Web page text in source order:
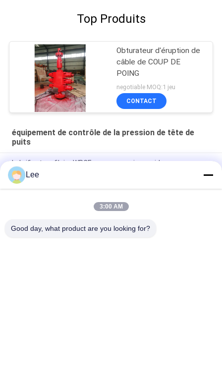
Top Produits
Obturateur d'éruption de
câble de COUP DE
POING
negotiable MOQ:1 jeu
CONTACT
équipement de contrôle de la pression de tête de
puits
Lubrificateur filaire WPCE avec connexion rapide
Connexion rapide industrielle légère des syndicats des
graisseurs 10000psi
Équipement API Wireline Blowout Preventer de contrôle de la
Lee
3:00 AM
Good day, what product are you looking for?